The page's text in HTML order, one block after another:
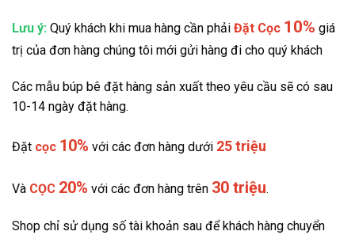
Lưu ý: Quý khách khi mua hàng cần phải Đặt Cọc 10% giá
trị của đơn hàng chúng tôi mới gửi hàng đi cho quý khách
Các mẫu búp bê đặt hàng sản xuất theo yêu cầu sẽ có sau
10-14 ngày đặt hàng.
Đặt cọc 10% với các đơn hàng dưới 25 triệu
Và CỌC 20% với các đơn hàng trên 30 triệu.
Shop chỉ sử dụng số tài khoản sau để khách hàng chuyển